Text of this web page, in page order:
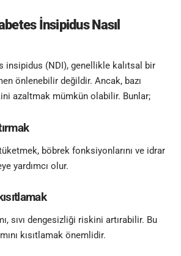
İnsipidus Nasıl
insipidus (NDI), genellikle kalıtsal bir
önlenebilir değildir. Ancak, bazı
azaltmak mümkün olabilir. Bunlar;
böbrek fonksiyonlarını ve idrar
yardımcı olur.
sıvı dengesizliği riskini artırabilir. Bu
kısıtlamak önemlidir.